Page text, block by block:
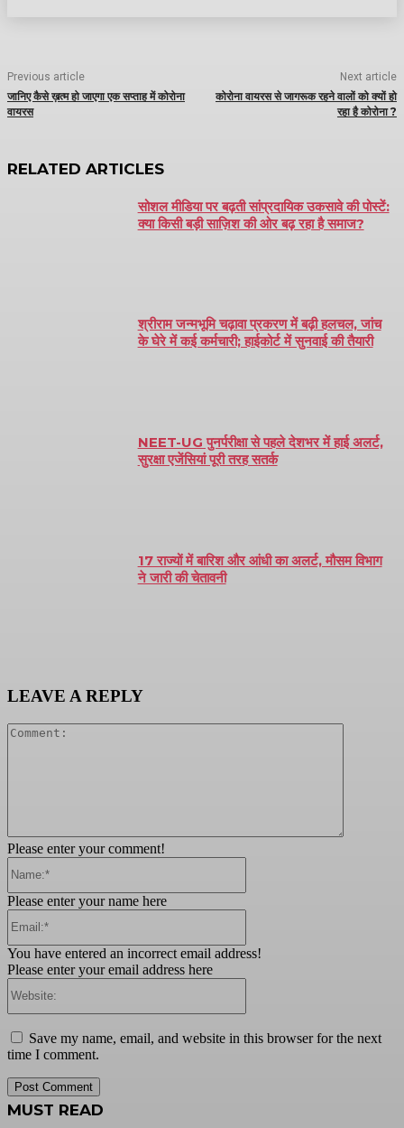
Previous article
जानिए कैसे ख़त्म हो जाएगा एक सप्ताह में कोरोना
वायरस
Next article
कोरोना वायरस से जागरूक रहने वालों को क्यों हो
रहा है कोरोना ?
RELATED ARTICLES
सोशल मीडिया पर बढ़ती सांप्रदायिक उकसावे की पोस्टें:
क्या किसी बड़ी साज़िश की ओर बढ़ रहा है समाज?
श्रीराम जन्मभूमि चढ़ावा प्रकरण में बढ़ी हलचल, जांच
के घेरे में कई कर्मचारी; हाईकोर्ट में सुनवाई की तैयारी
NEET-UG पुनर्परीक्षा से पहले देशभर में हाई अलर्ट,
सुरक्षा एजेंसियां पूरी तरह सतर्क
17 राज्यों में बारिश और आंधी का अलर्ट, मौसम विभाग
ने जारी की चेतावनी
LEAVE A REPLY
Please enter your comment!
Please enter your name here
You have entered an incorrect email address!
Please enter your email address here
Save my name, email, and website in this browser for the next
time I comment.
MUST READ